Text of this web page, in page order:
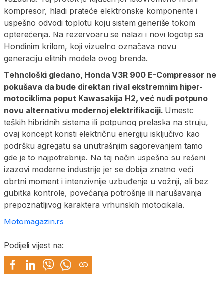
kompresor, hladi prateće elektronske komponente i
uspešno odvodi toplotu koju sistem generiše tokom
opterećenja. Na rezervoaru se nalazi i novi logotip sa
Hondinim krilom, koji vizuelno označava novu
generaciju elitnih modela ovog brenda.
Tehnološki gledano, Honda V3R 900 E-Compressor ne
pokušava da bude direktan rival ekstremnim hiper-
motociklima poput Kawasakija H2, već nudi potpuno
novu alternativu modernoj elektrifikaciji. Umesto
teških hibridnih sistema ili potpunog prelaska na struju,
ovaj koncept koristi električnu energiju isključivo kao
podršku agregatu sa unutrašnjim sagorevanjem tamo
gde je to najpotrebnije. Na taj način uspešno su rešeni
izazovi moderne industrije jer se dobija znatno veći
obrtni moment i intenzivnije uzbuđenje u vožnji, ali bez
gubitka kontrole, povećanja potrošnje ili narušavanja
prepoznatljivog karaktera vrhunskih motocikala.
Motomagazin.rs
Podijeli vijest na: